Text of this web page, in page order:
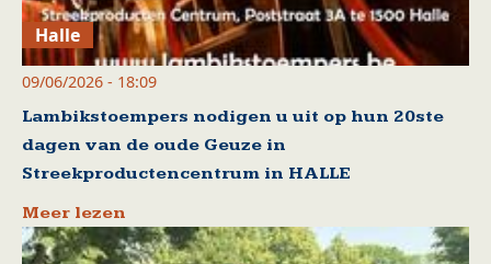
Halle
09/06/2026 - 18:09
Lambikstoempers nodigen u uit op hun 20ste
dagen van de oude Geuze in
Streekproductencentrum in HALLE
Meer lezen